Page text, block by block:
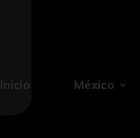
Inicio México